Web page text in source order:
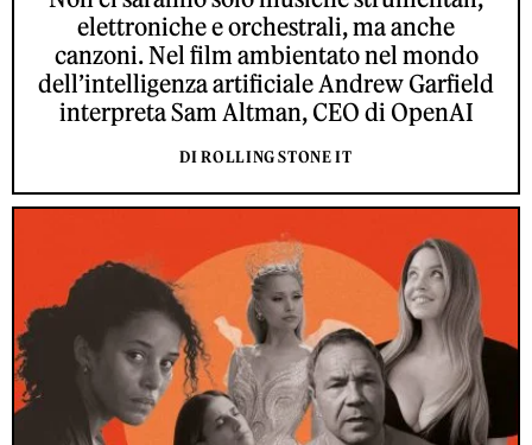
elettroniche e orchestrali, ma anche
canzoni. Nel film ambientato nel mondo
dell’intelligenza artificiale Andrew Garfield
interpreta Sam Altman, CEO di OpenAI
DI ROLLING STONE IT